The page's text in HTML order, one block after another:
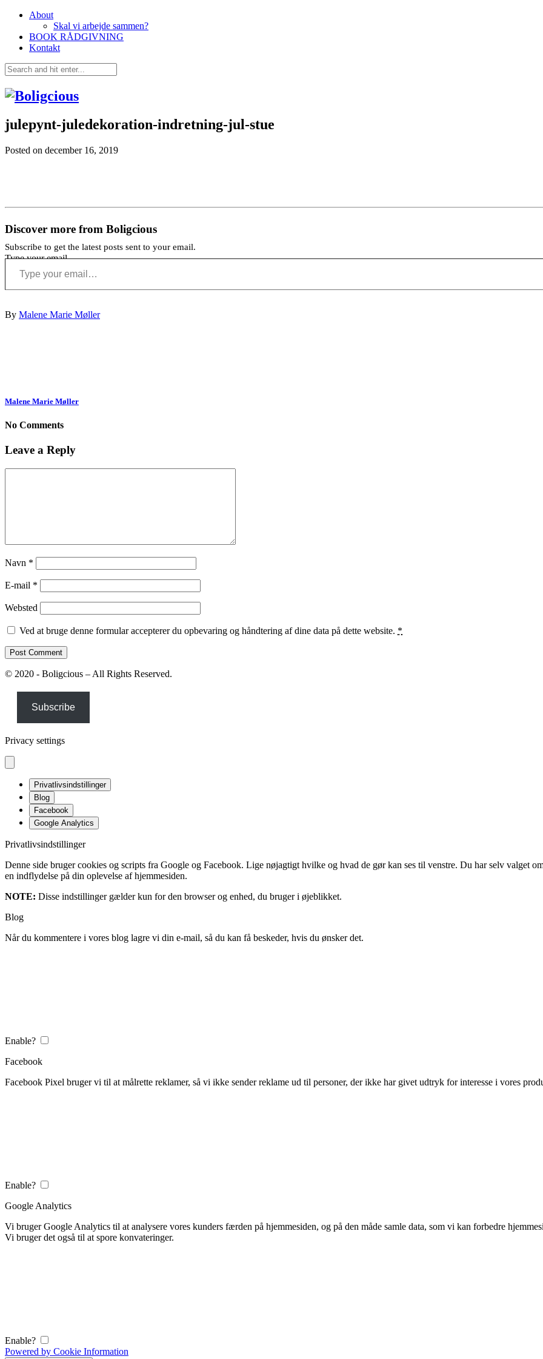
About
Skal vi arbejde sammen?
BOOK RÅDGIVNING
Kontakt
julepynt-juledekoration-indretning-jul-stue
Posted on december 16, 2019
Discover more from Boligcious
Subscribe to get the latest posts sent to your email.
Type your email…
By Malene Marie Møller
Malene Marie Møller
No Comments
Leave a Reply
Navn *
E-mail *
Websted
Ved at bruge denne formular accepterer du opbevaring og håndtering af dine data på dette website. *
© 2020 - Boligcious – All Rights Reserved.
Subscribe
Privacy settings
Privatlivsindstillinger
Blog
Facebook
Google Analytics
Privatlivsindstillinger
Denne side bruger cookies og scripts fra Google og Facebook. Lige nøjagtigt hvilke og hvad de gør kan ses til venstre. Du har selv valget
en indflydelse på din oplevelse af hjemmesiden.
NOTE: Disse indstillinger gælder kun for den browser og enhed, du bruger i øjeblikket.
Blog
Når du kommentere i vores blog lagre vi din e-mail, så du kan få beskeder, hvis du ønsker det.
Enable?
Facebook
Facebook Pixel bruger vi til at målrette reklamer, så vi ikke sender reklame ud til personer, der ikke har givet udtryk for interesse i vores
Enable?
Google Analytics
Vi bruger Google Analytics til at analysere vores kunders færden på hjemmesiden, og på den måde samle data, som vi kan forbedre
Vi bruger det også til at spore konvateringer.
Enable?
Powered by Cookie Information